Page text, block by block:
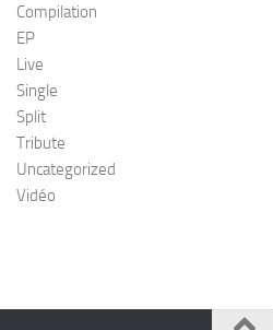
Compilation
EP
Live
Single
Split
Tribute
Uncategorized
Vidéo